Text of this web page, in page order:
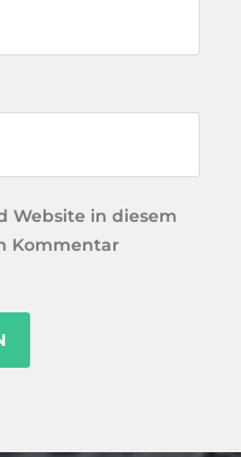
Website in diesem
Kommentar